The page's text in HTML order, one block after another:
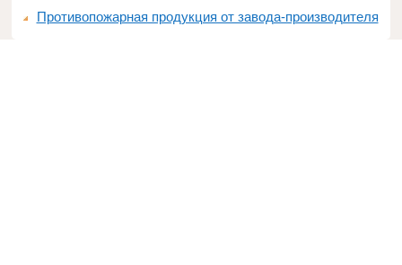
Противопожарная продукция от завода-производителя